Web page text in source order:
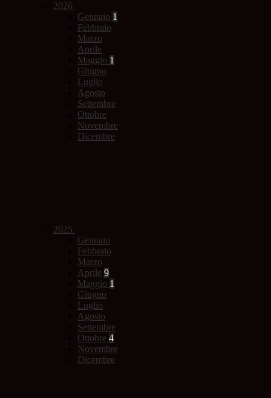
2026
Gennaio 1
Febbraio
Marzo
Aprile
Maggio 1
Giugno
Luglio
Agosto
Settembre
Ottobre
Novembre
Dicembre
2025
Gennaio
Febbraio
Marzo
Aprile 9
Maggio 1
Giugno
Luglio
Agosto
Settembre
Ottobre 4
Novembre
Dicembre